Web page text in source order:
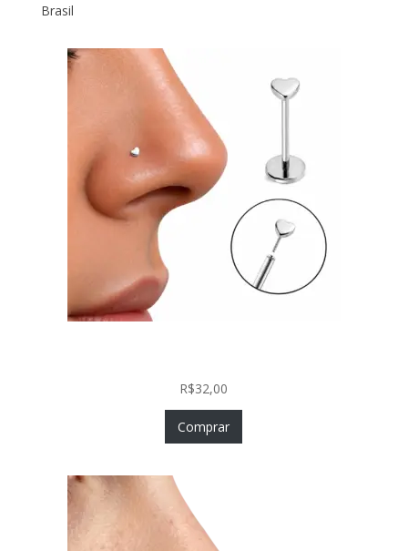
Brasil
R$32,00
Comprar